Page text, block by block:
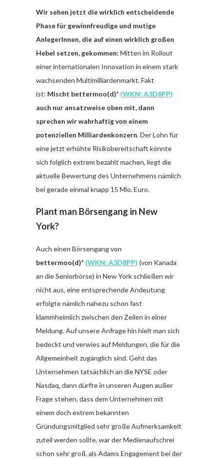
Wir sehen jetzt die wirklich entscheidende
Phase für gewinnfreudige und mutige
AnlegerInnen, die auf einen wirklich großen
Hebel setzen, gekommen: Mitten im Rollout
einer internationalen Innovation in einem stark
wachsenden Multimilliardenmarkt. Fakt
ist: Mischt bettermoo(d)* (WKN: A3D8PP)
auch nur ansatzweise oben mit, dann
sprechen wir wahrhaftig von einem
potenziellen Milliardenkonzern. Der Lohn für
eine jetzt erhöhte Risikobereitschaft könnte
sich folglich extrem bezahlt machen, liegt die
aktuelle Bewertung des Unternehmens nämlich
bei gerade einmal knapp 15 Mio. Euro.
Plant man Börsengang in New
York?
Auch einen Börsengang von
bettermoo(d)* (WKN: A3D8PP) (von Kanada
an die Seniorbörse) in New York schließen wir
nicht aus, eine entsprechende Andeutung
erfolgte nämlich nahezu schon fast
klammheimlich zwischen den Zeilen in einer
Meldung. Auf unsere Anfrage hin hielt man sich
bedeckt und verwies auf Meldungen, die für die
Allgemeinheit zugänglich sind. Geht das
Unternehmen tatsächlich an die NYSE oder
Nasdaq, dann dürfte in unseren Augen außer
Frage stehen, dass dem Unternehmen mit
einem doch extrem bekannten
Gründungsmitglied sehr große Aufmerksamkeit
zuteil werden sollte, war der Medienaufschrei
schon sehr groß, als Adams Engagement bei der